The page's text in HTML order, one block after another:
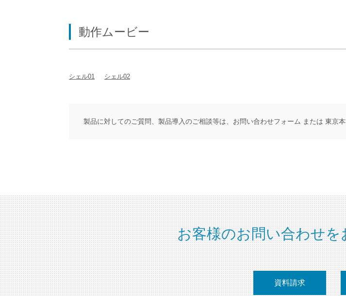
動作ムービー
シェル01 シェル02
製品に対してのご質問、製品導入のご相談等は、 お問い合わせフォーム または 東京
お客様のお問い合わせ
資料請求